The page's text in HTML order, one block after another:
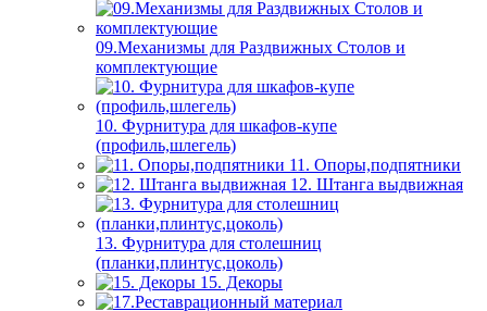
09.Механизмы для Раздвижных Столов и
комплектующие
10. Фурнитура для шкафов-купе
(профиль,шлегель)
11. Опоры,подпятники
12. Штанга выдвижная
13. Фурнитура для столешниц
(планки,плинтус,цоколь)
15. Декоры